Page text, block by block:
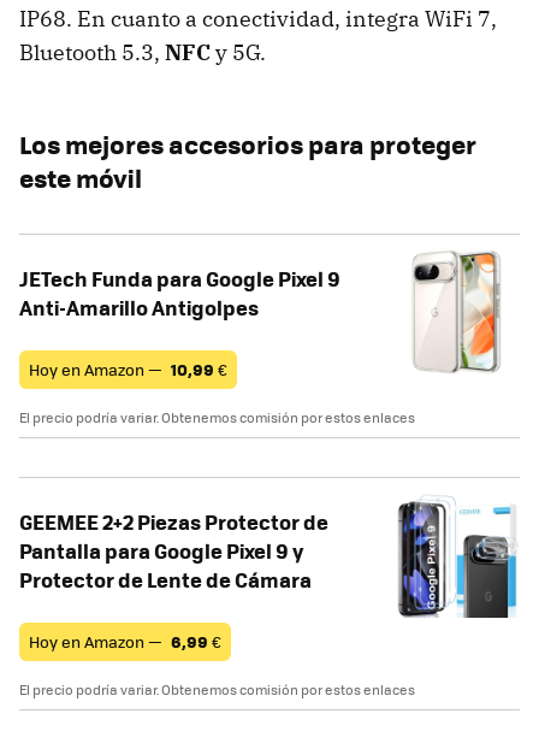
IP68. En cuanto a conectividad, integra WiFi 7,
Bluetooth 5.3, NFCy 5G.
Los mejores accesorios para proteger
este móvil
JETech Funda para Google Pixel 9
Anti-Amarillo Antigolpes
Hoy en Amazon — 10,99 €
El precio podría variar. Obtenemos comisión por estos enlaces
GEEMEE 2+2 Piezas Protector de
Pantalla para Google Pixel 9 y
Protector de Lente de Cámara
Hoy en Amazon — 6,99 €
El precio podría variar. Obtenemos comisión por estos enlaces